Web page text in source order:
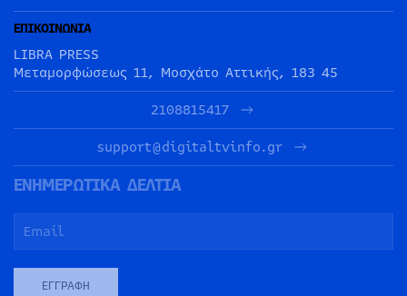
ΕΠΙΚΟΙΝΩΝΙΑ
LIBRA PRESS
Μεταμορφώσεως 11, Μοσχάτο Αττικής, 183 45
2108815417
support@digitaltvinfo.gr
ΕΝΗΜΕΡΩΤΙΚΑ ΔΕΛΤΙΑ
ΕΓΓΡΑΦΉ